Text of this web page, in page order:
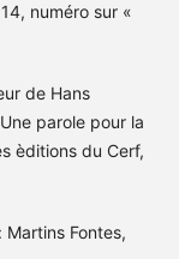
numéro sur «
de Hans
parole pour la
èditions du Cerf,
Martins Fontes,